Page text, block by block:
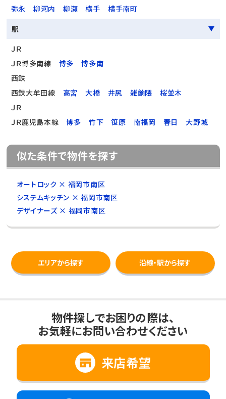
弥永
柳河内 柳瀬 横手
横手南町
駅
ＪＲ
ＪＲ博多南線
博多
博多南
西鉄
西鉄大牟田線
高宮 大橋 井尻 雑餉隈
桜並木
ＪＲ
ＪＲ鹿児島本線
博多 竹下 笹原 南福岡 春日 大野城
似た条件で物件を探す
オートロック × 福岡市南区
システムキッチン × 福岡市南区
デザイナーズ × 福岡市南区
エリアから探す 沿線・駅から探す
物件探しでお困りの際は、
お気軽にお問い合わせください
来店希望